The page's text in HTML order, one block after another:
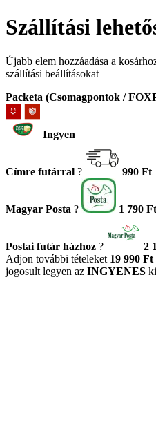
Szállítási
Újabb elem hozzáadása a
szállítási beállításokat
Packeta (Csomagpontok /
Ingyen
Címre futárral ? 990 Ft
Magyar Posta ? 1 790 Ft
Postai futár házhoz ?
2
Adjon további tételeket 19 990 Ft
jogosult legyen az INGYENES